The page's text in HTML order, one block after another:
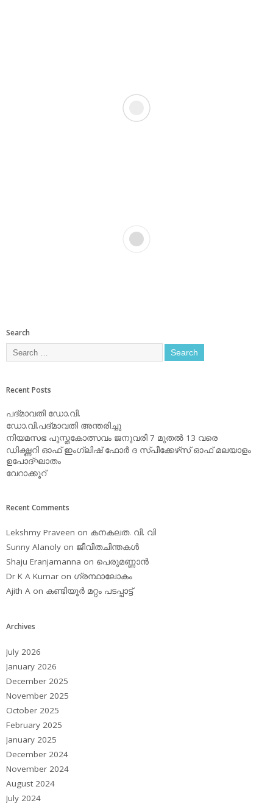
Search
Recent Posts
പദ്മാവതി ഡോ.വി.
ഡോ.വി.പദ്മാവതി അന്തരിച്ചു
നിയമസഭ പുസ്തകോത്സവം ജനുവരി 7 മുതല്‍ 13 വരെ
ഡിക്ഷ്ണറി ഓഫ് ഇംഗ്ലിഷ് ഫോര്‍ ദ സ്പീക്കേഴ്‌സ് ഓഫ് മലയാളം
ഉപോദ്ഘാതം
വേറാക്കൂറ്
Recent Comments
Lekshmy Praveen on കനകലത. വി. വി
Sunny Alanoly on ജീവിതചിന്തകള്‍
Shaju Eranjamanna on പെരുമണ്ണാന്‍
Dr K A Kumar on ഗ്രന്ഥാലോകം
Ajith A on കണ്ടിയൂര്‍ മറ്റം പടപ്പാട്ട്‌
Archives
July 2026
January 2026
December 2025
November 2025
October 2025
February 2025
January 2025
December 2024
November 2024
August 2024
July 2024